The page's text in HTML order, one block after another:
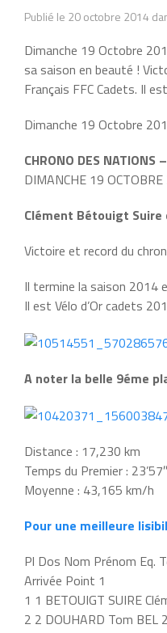
Publié le 20 octobre 2014
Dimanche 19 Octobre
sa saison en beauté !
Français FFC Cadets. Il
Dimanche 19 Octobre
CHRONO DES
DIMANCHE 19
Clément Bétouigt
Victoire et record du
Il termine la saison 2014
Il est Vélo d’Or cadets
A noter la belle 9éme
Distance : 17,230 km
Temps du Premier :
Moyenne : 43,165 km/h
Pour une meilleure
Pl Dos Nom Prénom Eq.
Arrivée Point 1
1 1 BETOUIGT SUIRE
2 2 DOUHARD Tom BEL